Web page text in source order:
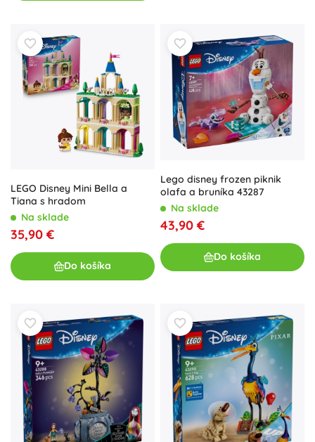
LEGO Disney Mini Bella a
Tiana s hradom
Na sklade
35,90 €
Do košíka
Lego disney frozen piknik
olafa a bruníka 43287
Na sklade
43,90 €
Do košíka